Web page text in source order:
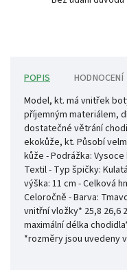
POPIS HODNOCENÍ
Model, kt. má vnitřek
příjemným materiálem,
dostatečné větrání
ekokůže, kt. Působí
kůže - Podrážka:
Textil - Typ špičky:
výška: 11 cm - Celková
Celoročně - Barva:
vnitřní vložky* 25,8 26,6
maximální délka
*rozměry jsou uvedeny